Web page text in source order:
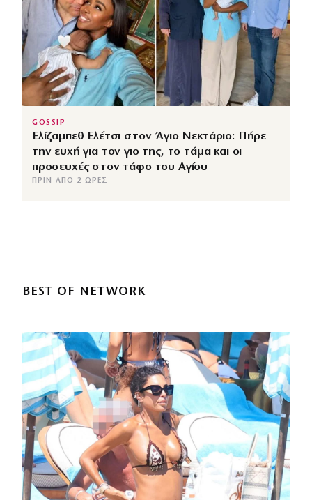
GOSSIP
Ελίζαμπεθ Ελέτσι στον Άγιο Νεκτάριο: Πήρε
την ευχή για τον γιο της, το τάμα και οι
προσευχές στον τάφο του Αγίου
ΠΡΙΝ ΑΠΌ 2 ΏΡΕΣ
BEST OF NETWORK